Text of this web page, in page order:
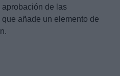
de las
añade un elemento de